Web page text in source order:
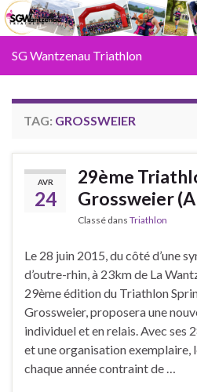
SG Wantzenau Triathlon
TAG: GROSSWEIER
AVR
24
29ème
Grossweier
Classé dans Triathlon
Le 28 juin 2015, du côté d’une
d’outre-rhin, à 23km de La
29ème édition du Triathlon
Grossweier, proposera une
individuel et en relais. Avec ses
et une organisation exemplaire,
chaque année contraint de …